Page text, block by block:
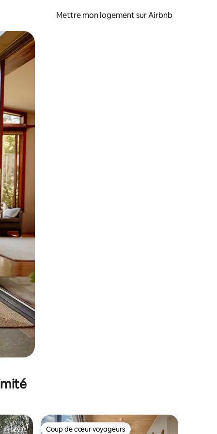
Mettre mon logement sur Airbnb
glisser.
Coup de cœur voyageurs